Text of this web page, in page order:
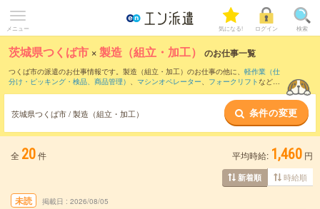
メニュー 気になる! ログイン 検索
茨城県つくば市 ×製造（組立・加工） のお仕事一覧
つくば市の派遣のお仕事情報です。製造（組立・加工）のお仕事の他に、 軽作業（仕
分け・ピッキング・検品、商品管理） 、 マシンオペレーター、 フォークリフトなどを
製造（組立・加工）のお仕事とは？と
は？
茨城県つくば市 / 製造（組立・加工） 条件の変更
全 20件 平均時給: 1,460 円
新着順 時給順
未読 掲載日 2026/08/05